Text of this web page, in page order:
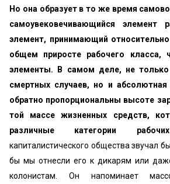
Но она образует в то же время
самоувековечивающийся элемент
элемент, принимающий
общем приросте рабочего класса,
элементы. В самом деле, не
смертных случаев, но и абсолютная
обратно пропорциональны высоте
той массе жизненных средств,
различные категории
капиталистического общества звучал
бы мы отнесли его к дикарям или
колонистам. Он напоминает